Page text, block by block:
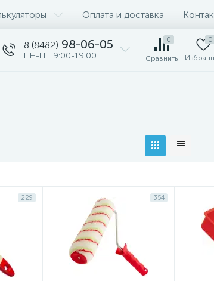
Оплата и доставка
8 (8482) 98-06-05
ПН-ПТ 9:00-19:00
0
Сравнить
0
229 354